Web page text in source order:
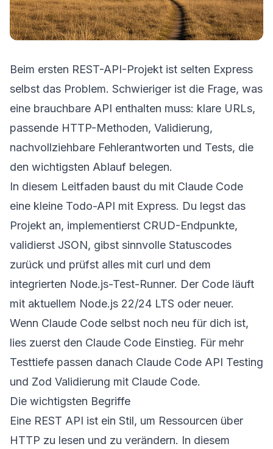
Beim ersten REST-API-Projekt ist selten Express
selbst das Problem. Schwieriger ist die Frage, was
eine brauchbare API enthalten muss: klare URLs,
passende HTTP-Methoden, Validierung,
nachvollziehbare Fehlerantworten und Tests, die
den wichtigsten Ablauf belegen.
In diesem Leitfaden baust du mit Claude Code
eine kleine Todo-API mit Express. Du legst das
Projekt an, implementierst CRUD-Endpunkte,
validierst JSON, gibst sinnvolle Statuscodes
zurück und prüfst alles mit curl und dem
integrierten Node.js-Test-Runner. Der Code läuft
mit aktuellem Node.js 22/24 LTS oder neuer.
Wenn Claude Code selbst noch neu für dich ist,
lies zuerst den Claude Code Einstieg. Für mehr
Testtiefe passen danach Claude Code API Testing
und Zod Validierung mit Claude Code.
Die wichtigsten Begriffe
Eine REST API ist ein Stil, um Ressourcen über
HTTP zu lesen und zu verändern. In diesem